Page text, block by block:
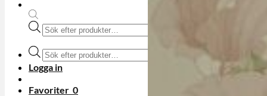
Produktsökning
Produktsökning
Logga in
Favoriter 0